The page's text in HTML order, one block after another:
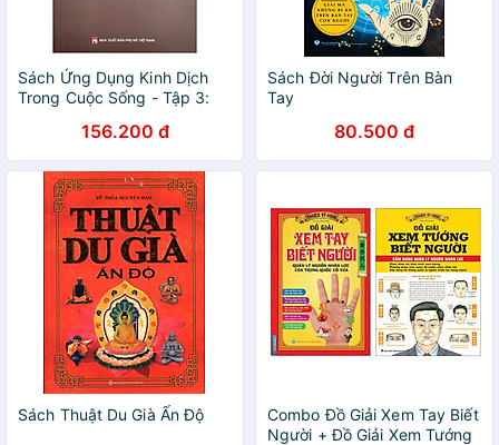
Sách Ứng Dụng Kinh Dịch
Trong Cuộc Sống - Tập 3:
156.200 đ
Sách Đời Người Trên Bàn
Tay
80.500 đ
Sách Thuật Du Già Ấn Độ
Combo Đồ Giải Xem Tay Biết
Người + Đồ Giải Xem Tướng